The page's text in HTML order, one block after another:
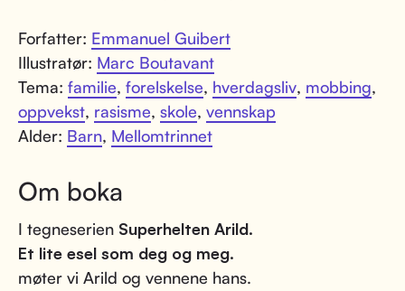
Forfatter: Emmanuel Guibert
Illustratør: Marc Boutavant
Tema: familie, forelskelse, hverdagsliv, mobbing,
oppvekst, rasisme, skole, vennskap
Alder: Barn, Mellomtrinnet
Om boka
I tegneserien Superhelten Arild.
Et lite esel som deg og meg.
møter vi Arild og vennene hans.